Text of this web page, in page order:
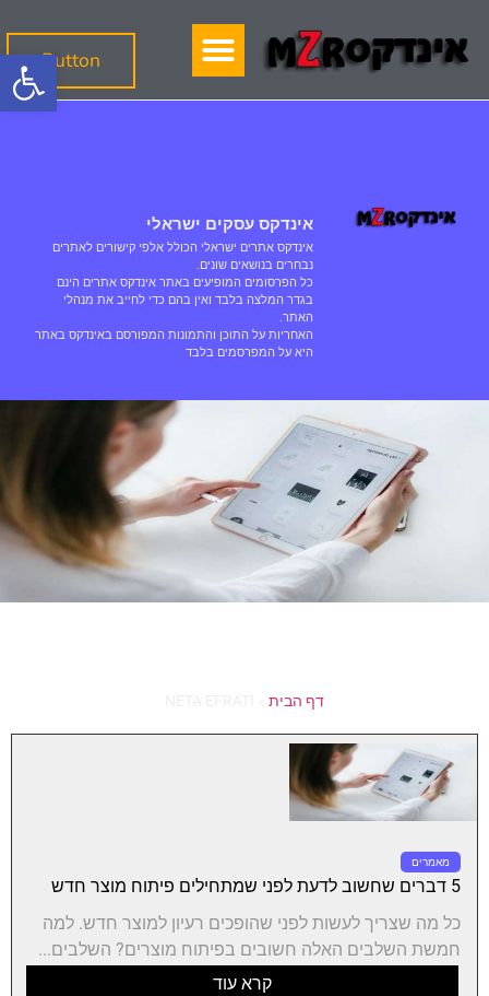
Button
אינדקס עסקים ישראלי
אינדקס אתרים ישראלי הכולל אלפי קישורים לאתרים
נבחרים בנושאים שונים.
כל הפרסומים המופיעים באתר אינדקס אתרים הינם
בגדר המלצה בלבד ואין בהם כדי לחייב את מנהלי
האתר.
האחריות על התוכן והתמונות המפורסם באינדקס באתר
היא על המפרסמים בלבד
דף הבית
מאמרים
5 דברים שחשוב לדעת לפני שמתחילים פיתוח מוצר חדש
כל מה שצריך לעשות לפני שהופכים רעיון למוצר חדש. למה
חמשת השלבים האלה חשובים בפיתוח מוצרים? השלבים...
קרא עוד